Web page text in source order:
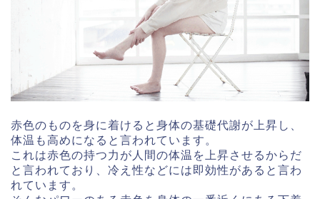
赤色のものを身に着けると身体の基礎代謝が上昇し、
体温も高めになると言われています。
これは赤色の持つ力が人間の体温を上昇させるからだ
と言われており、冷え性などには即効性があると言わ
れています。